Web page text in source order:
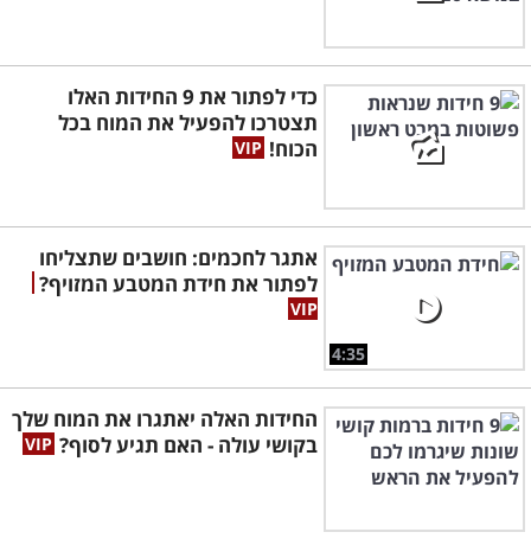
כדי לפתור את 9 החידות האלו
תצטרכו להפעיל את המוח בכל
הכוח!
4:35
אתגר לחכמים: חושבים שתצליחו
לפתור את חידת המטבע המזויף?
החידות האלה יאתגרו את המוח שלך
בקושי עולה - האם תגיע לסוף?